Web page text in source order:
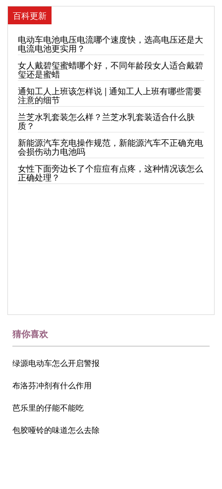
百科更新
电动车电池电压电流哪个速度快，选高电压还是大
电流电池更实用？
女人戴碧玺蜜蜡哪个好，不同年龄段女人适合戴碧
玺还是蜜蜡
通知工人上班该怎样说 | 通知工人上班有哪些需要
注意的细节
兰芝水乳套装怎么样？兰芝水乳套装适合什么肤
质？
新能源汽车充电操作规范，新能源汽车不正确充电
会损伤动力电池吗
女性下面旁边长了个痘痘有点疼，这种情况该怎么
正确处理？
猜你喜欢
绿源电动车怎么开启警报
布洛芬冲剂有什么作用
芭乐里的仔能不能吃
包胶哑铃的味道怎么去除